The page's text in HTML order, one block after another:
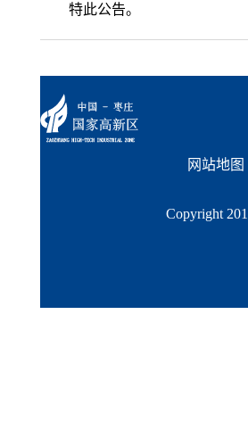
特此公告。
网站地图
Copyright